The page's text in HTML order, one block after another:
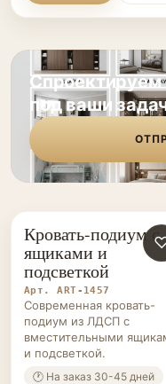
Спроектируем
под ваши
КРОВАТИ-
ПОДИУМЫ НА ЗАКАЗ
Кровать-подиум с
ящиками и
подсветкой
Арт. ART-1457
Современная кровать-
подиум из ЛДСП с
вместительными
и подсветкой.
🕐 На заказ 30-45 дней